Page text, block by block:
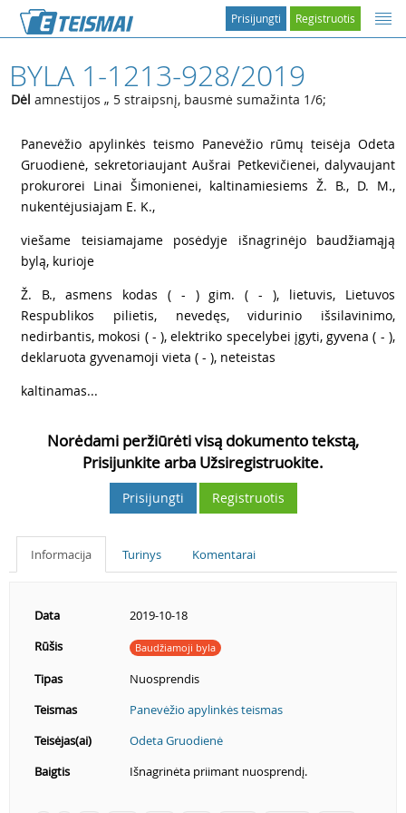
Registruotis
Prisijungti
BYLA 1-1213-928/2019
Dėl amnestijos „ 5 straipsnį, bausmė sumažinta 1/6;
Panevėžio apylinkės teismo Panevėžio rūmų teisėja Odeta
Gruodienė, sekretoriaujant Aušrai Petkevičienei, dalyvaujant
prokurorei Linai Šimonienei, kaltinamiesiems Ž. B., D. M.,
nukentėjusiajam E. K.,
viešame teisiamajame posėdyje išnagrinėjo baudžiamąją
bylą, kurioje
Ž. B., asmens kodas ( - ) gim. ( - ), lietuvis, Lietuvos
Respublikos pilietis, nevedęs, vidurinio išsilavinimo,
nedirbantis, mokosi ( - ), elektriko specelybei įgyti, gyvena ( - ),
deklaruota gyvenamoji vieta ( - ), neteistas
kaltinamas...
Norėdami peržiūrėti visą dokumento tekstą,
Prisijunkite arba Užsiregistruokite.
Prisijungti Registruotis
Informacija Turinys Komentarai
Data
2019-10-18
Rūšis
Baudžiamoji byla
Tipas
Nuosprendis
Teismas
Panevėžio apylinkės teismas
Teisėjas(ai)
Odeta Gruodienė
Baigtis
Išnagrinėta priimant nuosprendį.